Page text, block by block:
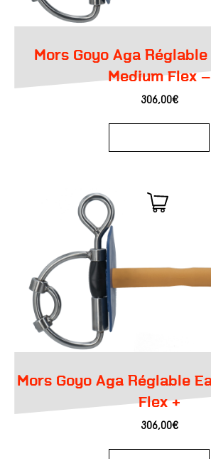
Mors Goyo Aga Réglable Easy-Ride
Medium Flex –
306,00€
Mors Goyo Aga Réglable Easy-Ride Soft
Flex +
306,00€